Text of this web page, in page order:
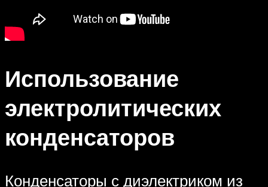
Использование
электролитических
конденсаторов
Конденсаторы с диэлектриком из